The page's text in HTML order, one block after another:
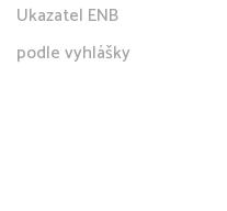
Ukazatel ENB
podle vyhlášky